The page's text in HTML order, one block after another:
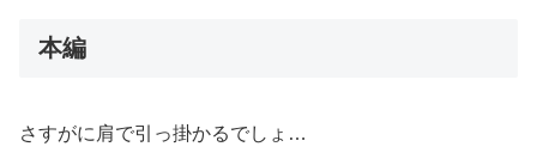
本編
さすがに肩で引っ掛かるでしょ…